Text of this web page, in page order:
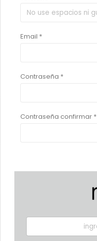
Email *
Contraseña *
Contraseña confirmar *